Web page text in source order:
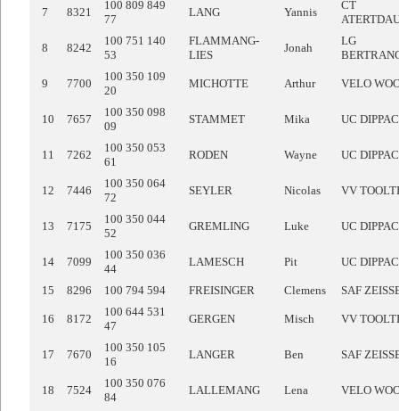
7 8321
100 809 849
77
LANG Yannis
CT
8 8242
100 751 140
53
FLAMMANG-
LIES
Jonah
LG
9 7700
100 350 109
20
MICHOTTE Arthur VELO
10 7657
100 350 098
09
STAMMET Mika UC
11 7262
100 350 053
61
RODEN Wayne UC
12 7446
100 350 064
72
SEYLER Nicolas VV
13 7175
100 350 044
52
GREMLING Luke UC
14 7099
100 350 036
44
LAMESCH Pit UC
15 8296 100 794 594 FREISINGER Clemens SAF
16 8172
100 644 531
47
GERGEN Misch VV
17 7670
100 350 105
16
LANGER Ben SAF
18 7524
100 350 076
84
LALLEMANG Lena VELO